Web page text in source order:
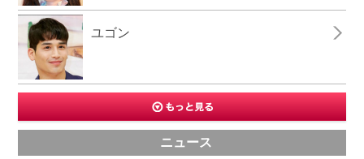
ユゴン
ニュース